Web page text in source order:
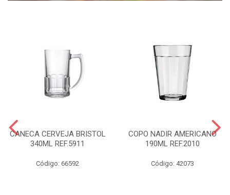
CANECA CERVEJA BRISTOL
340ML REF.5911
Código: 66592
COPO NADIR AMERICANO
190ML REF.2010
Código: 42073